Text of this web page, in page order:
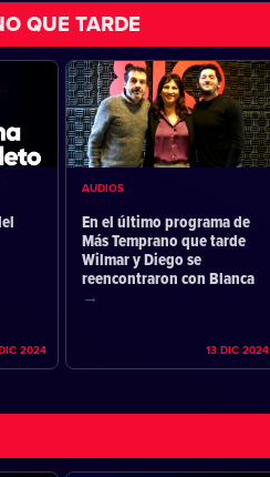
QUE TARDE
2024
AUDIOS
En el último programa de
Más Temprano que tarde
Wilmar y Diego se
reencontraron con Blanca
13 DIC 2024